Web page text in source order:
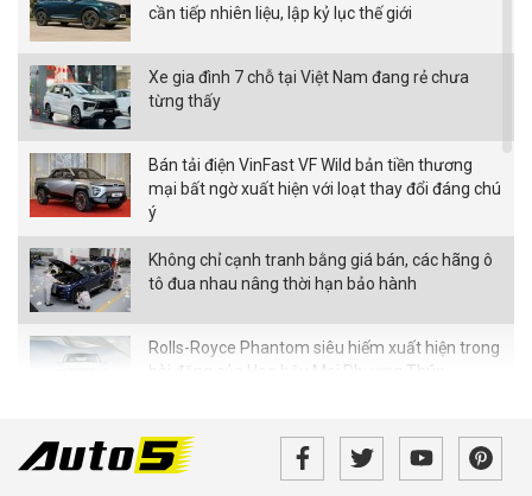
cần tiếp nhiên liệu, lập kỷ lục thế giới
Xe gia đình 7 chỗ tại Việt Nam đang rẻ chưa
từng thấy
Bán tải điện VinFast VF Wild bản tiền thương
mại bất ngờ xuất hiện với loạt thay đổi đáng chú
ý
Không chỉ cạnh tranh bằng giá bán, các hãng ô
tô đua nhau nâng thời hạn bảo hành
Rolls-Royce Phantom siêu hiếm xuất hiện trong
bài đăng của Hoa hậu Mai Phương Thúy
Từ tháng 8/2026, loạt quy định mới về giao
thông người dân cần biết